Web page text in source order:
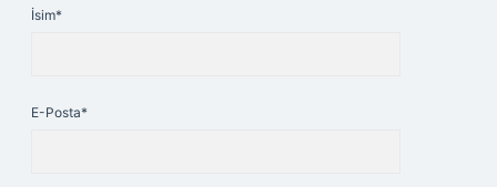
İsim*
E-Posta*